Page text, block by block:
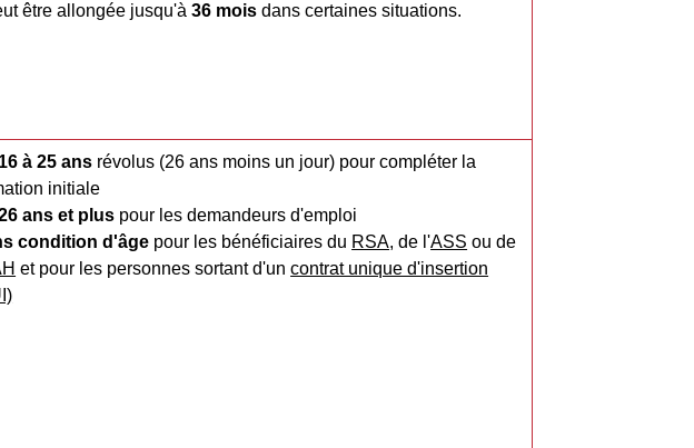
être allongée jusqu'à36 mois dans certaines situations.
16 à 25 ans révolus (26 ans moins un jour) pour compléter la
initiale
ans et plus pour les demandeurs d'emploi
condition d'âge pour les bénéficiaires du RSA, de l'ASS ou de
et pour les personnes sortant d'uncontrat unique d'insertion